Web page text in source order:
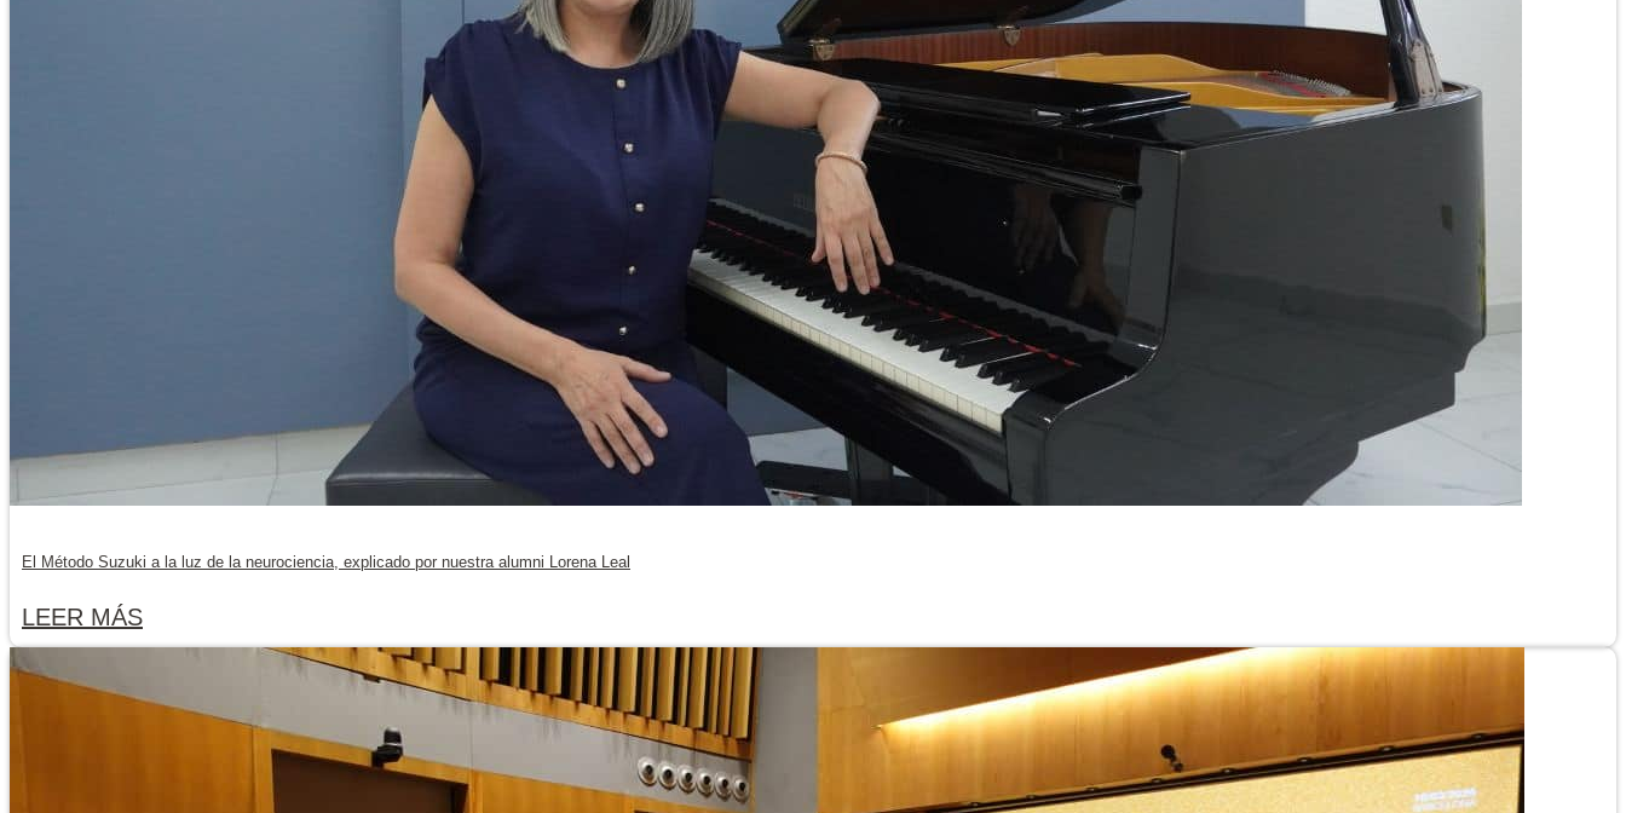
El Método Suzuki a la luz de la neurociencia, explicado por nuestra alumni Lorena Leal
LEER MÁS